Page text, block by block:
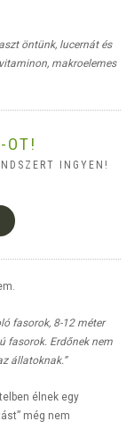
öntünk, lucernát és
makroelemes
OT!
INGYEN!
fasorok, 8-12 méter
fasorok. Erdőnek nem
állatoknak.”
élnek egy
még nem